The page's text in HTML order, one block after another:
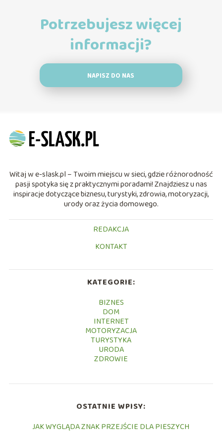
Potrzebujesz więcej
informacji?
NAPISZ DO NAS
Witaj w e-slask.pl – Twoim miejscu w sieci, gdzie różnorodność
pasji spotyka się z praktycznymi poradami! Znajdziesz u nas
inspiracje dotyczące biznesu, turystyki, zdrowia, motoryzacji,
urody oraz życia domowego.
REDAKCJA
KONTAKT
KATEGORIE:
BIZNES
DOM
INTERNET
MOTORYZACJA
TURYSTYKA
URODA
ZDROWIE
OSTATNIE WPISY:
JAK WYGLĄDA ZNAK PRZEJŚCIE DLA PIESZYCH